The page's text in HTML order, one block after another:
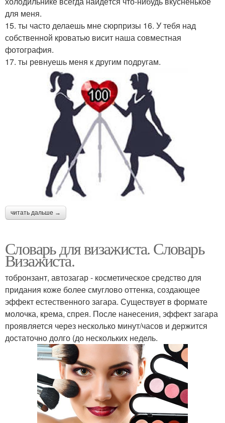
для меня.
15. ты часто делаешь мне сюрпризы 16. У тебя над
собственной кроватью висит наша совместная
фотография.
17. ты ревнуешь меня к другим подругам.
читать дальше →
Словарь для визажиста. Словарь
Визажиста.
тобронзант, автозагар - косметическое средство для
придания коже более смуглово оттенка, создающее
эффект естественного загара. Существует в формате
молочка, крема, спрея. После нанесения, эффект загара
проявляется через несколько минут/часов и держится
достаточно долго (до нескольких недель.